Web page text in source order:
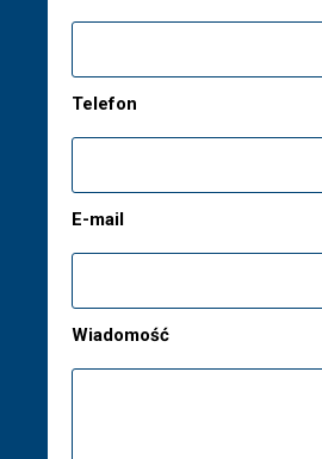
Telefon
E-mail
Wiadomość